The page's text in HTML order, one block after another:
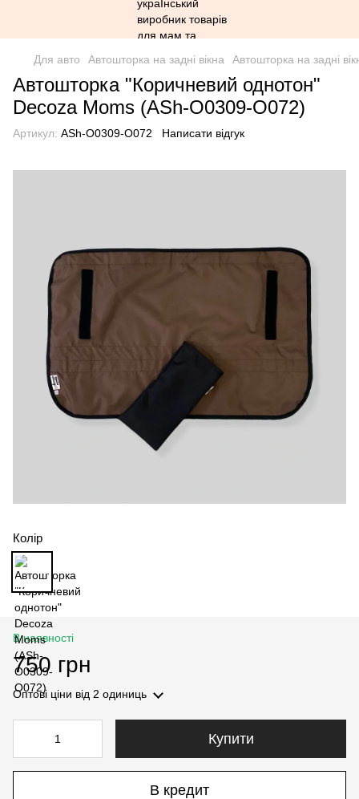
Для авто Автошторка на задні вікна Автошторка на задні
Автошторка "Коричневий однотон"
Decoza Moms (АSh-О0309-О072)
Артикул: АSh-О0309-О072 Написати відгук
Колір
В наявності
750 грн
Оптові ціни від 2 одиниць
Купити
В кредит